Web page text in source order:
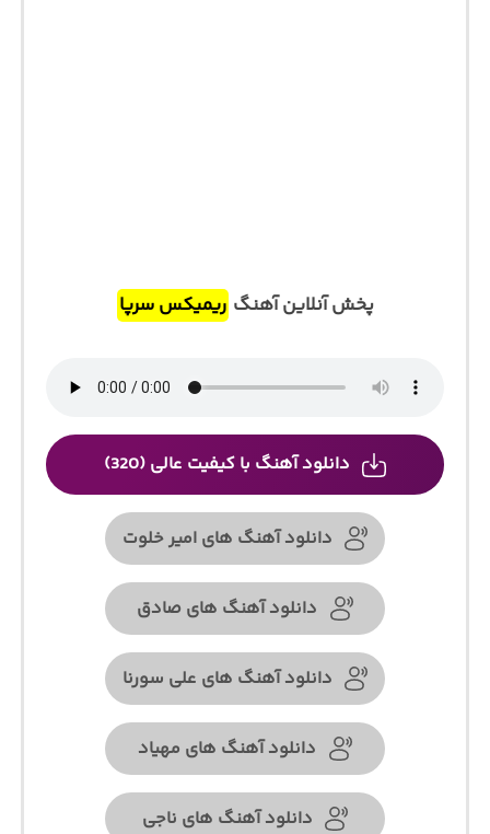
پخش آنلاین آهنگ ریمیکس سرپا
دانلود آهنگ با کیفیت عالی (320)
دانلود آهنگ های امیر خلوت
دانلود آهنگ های صادق
دانلود آهنگ های علی سورنا
دانلود آهنگ های مهیاد
دانلود آهنگ های ناجی